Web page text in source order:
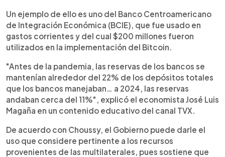
Un ejemplo de ello es uno del Banco Centroamericano
de Integración Económica (BCIE), que fue usado en
gastos corrientes y del cual $200 millones fueron
utilizados en la implementación del Bitcoin.
"Antes de la pandemia, las reservas de los bancos se
mantenían alrededor del 22% de los depósitos totales
que los bancos manejaban… a 2024, las reservas
andaban cerca del 11%", explicó el economista José Luis
Magaña en un contenido educativo del canal TVX.
De acuerdo con Choussy, el Gobierno puede darle el
uso que considere pertinente a los recursos
provenientes de las multilaterales, pues sostiene que